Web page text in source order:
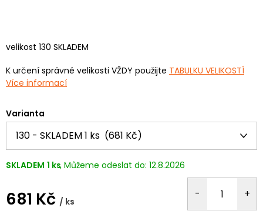
velikost 130 SKLADEM
K určení správné velikosti VŽDY použijte TABULKU VELIKOSTÍ
Více informací
Varianta
SKLADEM 1 ks 12.8.2026
681 Kč / ks